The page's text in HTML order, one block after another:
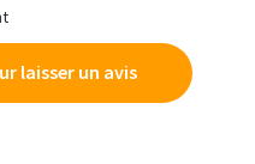
laisser un avis